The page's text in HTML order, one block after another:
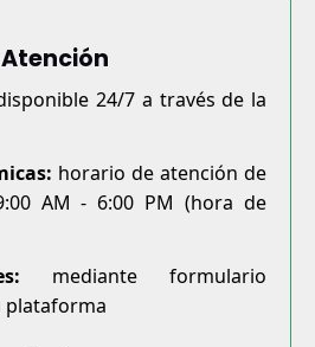
24/7 a través de la
horario de atención de
AM - 6:00 PM (hora de
mediante formulario
plataforma